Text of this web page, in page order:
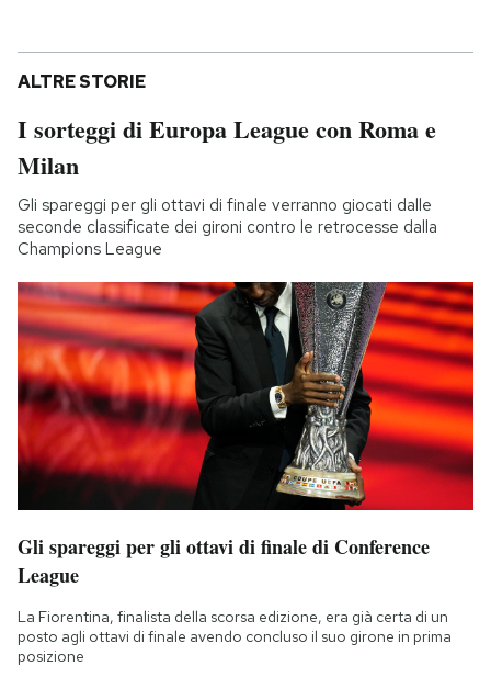
ALTRE STORIE
I sorteggi di Europa League con Roma e
Milan
Gli spareggi per gli ottavi di finale verranno giocati dalle
seconde classificate dei gironi contro le retrocesse dalla
Champions League
Gli spareggi per gli ottavi di finale di Conference
League
La Fiorentina, finalista della scorsa edizione, era già certa di un
posto agli ottavi di finale avendo concluso il suo girone in prima
posizione